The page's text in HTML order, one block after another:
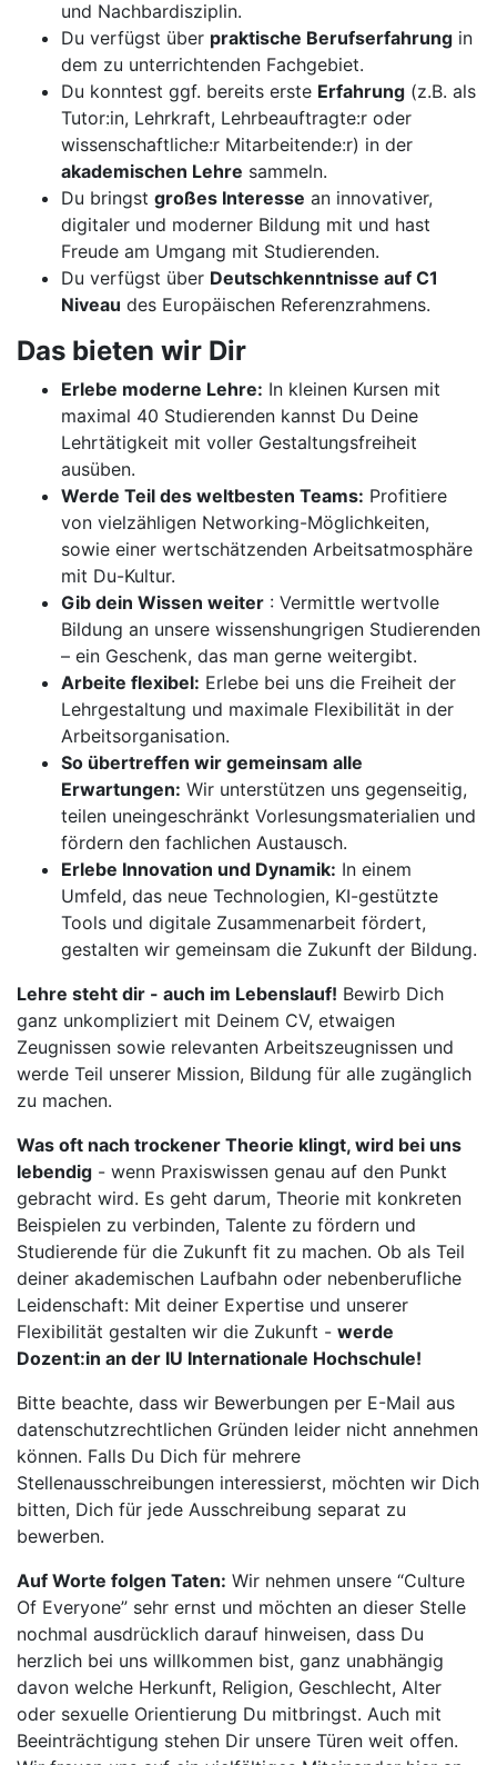
und Nachbardisziplin.
Du verfügst über praktische Berufserfahrung in
dem zu unterrichtenden Fachgebiet.
Du konntest ggf. bereits erste Erfahrung (z.B. als
Tutor:in, Lehrkraft, Lehrbeauftragte:r oder
wissenschaftliche:r Mitarbeitende:r) in der
akademischen Lehre sammeln.
Du bringst großes Interesse an innovativer,
digitaler und moderner Bildung mit und hast
Freude am Umgang mit Studierenden.
Du verfügst über Deutschkenntnisse auf C1
Niveau des Europäischen Referenzrahmens.
Das bieten wir Dir
Erlebe moderne Lehre: In kleinen Kursen mit
maximal 40 Studierenden kannst Du Deine
Lehrtätigkeit mit voller Gestaltungsfreiheit
ausüben.
Werde Teil des weltbesten Teams: Profitiere
von vielzähligen Networking-Möglichkeiten,
sowie einer wertschätzenden Arbeitsatmosphäre
mit Du-Kultur.
Gib dein Wissen weiter : Vermittle wertvolle
Bildung an unsere wissenshungrigen Studierenden
– ein Geschenk, das man gerne weitergibt.
Arbeite flexibel: Erlebe bei uns die Freiheit der
Lehrgestaltung und maximale Flexibilität in der
Arbeitsorganisation.
So übertreffen wir gemeinsam alle
Erwartungen: Wir unterstützen uns gegenseitig,
teilen uneingeschränkt Vorlesungsmaterialien und
fördern den fachlichen Austausch.
Erlebe Innovation und Dynamik: In einem
Umfeld, das neue Technologien, KI-gestützte
Tools und digitale Zusammenarbeit fördert,
gestalten wir gemeinsam die Zukunft der Bildung.
Lehre steht dir - auch im Lebenslauf! Bewirb Dich
ganz unkompliziert mit Deinem CV, etwaigen
Zeugnissen sowie relevanten Arbeitszeugnissen und
werde Teil unserer Mission, Bildung für alle zugänglich
zu machen.
Was oft nach trockener Theorie klingt, wird bei uns
lebendig - wenn Praxiswissen genau auf den Punkt
gebracht wird. Es geht darum, Theorie mit konkreten
Beispielen zu verbinden, Talente zu fördern und
Studierende für die Zukunft fit zu machen. Ob als Teil
deiner akademischen Laufbahn oder nebenberufliche
Leidenschaft: Mit deiner Expertise und unserer
Flexibilität gestalten wir die Zukunft - werde
Dozent:in an der IU Internationale Hochschule!
Bitte beachte, dass wir Bewerbungen per E-Mail aus
datenschutzrechtlichen Gründen leider nicht annehmen
können. Falls Du Dich für mehrere
Stellenausschreibungen interessierst, möchten wir Dich
bitten, Dich für jede Ausschreibung separat zu
bewerben.
Auf Worte folgen Taten: Wir nehmen unsere “Culture
Of Everyone” sehr ernst und möchten an dieser Stelle
nochmal ausdrücklich darauf hinweisen, dass Du
herzlich bei uns willkommen bist, ganz unabhängig
davon welche Herkunft, Religion, Geschlecht, Alter
oder sexuelle Orientierung Du mitbringst. Auch mit
Beeinträchtigung stehen Dir unsere Türen weit offen.